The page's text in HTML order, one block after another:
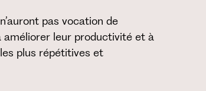
pas vocation de
leur productivité et à
plus répétitives et